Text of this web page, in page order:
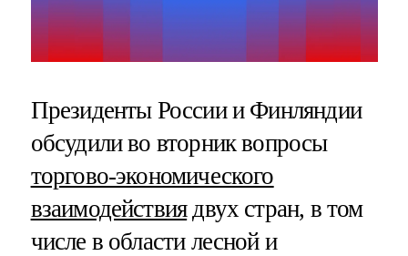
Президенты России и Финляндии
обсудили во вторник вопросы
торгово-экономического
взаимодействиядвух стран, в том
числе в области лесной и